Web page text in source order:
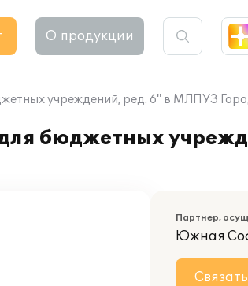
О продукции
учреждений, ред. 6" в МЛПУЗ
бюджетных
Партнер,
Южная